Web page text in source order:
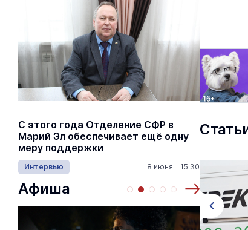
С этого года Отделение СФР в
Марий Эл обеспечивает ещё одну
меру поддержки
Интервью 8 июня 15:30
Афиша